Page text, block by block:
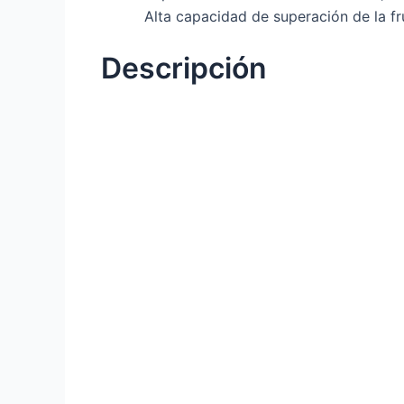
Alta capacidad de superación de la
Descripción